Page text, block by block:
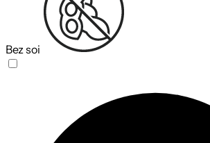
Bez soi